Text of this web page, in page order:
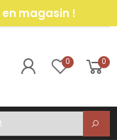
magasin !
0 0